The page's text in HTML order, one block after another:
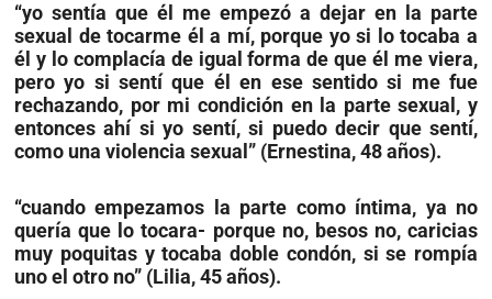
“yo sentía que él me empezó a dejar en la parte
sexual de tocarme él a mí, porque yo si lo tocaba a
él y lo complacía de igual forma de que él me viera,
pero yo si sentí que él en ese sentido si me fue
rechazando, por mi condición en la parte sexual, y
entonces ahí si yo sentí, si puedo decir que sentí,
como una violencia sexual” (Ernestina, 48 años).
“cuando empezamos la parte como íntima, ya no
quería que lo tocara- porque no, besos no, caricias
muy poquitas y tocaba doble condón, si se rompía
uno el otro no” (Lilia, 45 años).